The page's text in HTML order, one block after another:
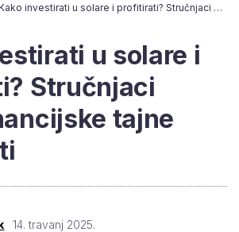
Kako investirati u solare i profitirati? Stručnjaci otkrili financijske tajne održivosti
u solare i
Stručnjaci
tajne
14. travanj 2025.